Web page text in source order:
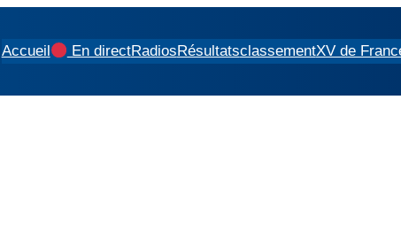
Accueil En directRadiosRésultatsclassementXV de